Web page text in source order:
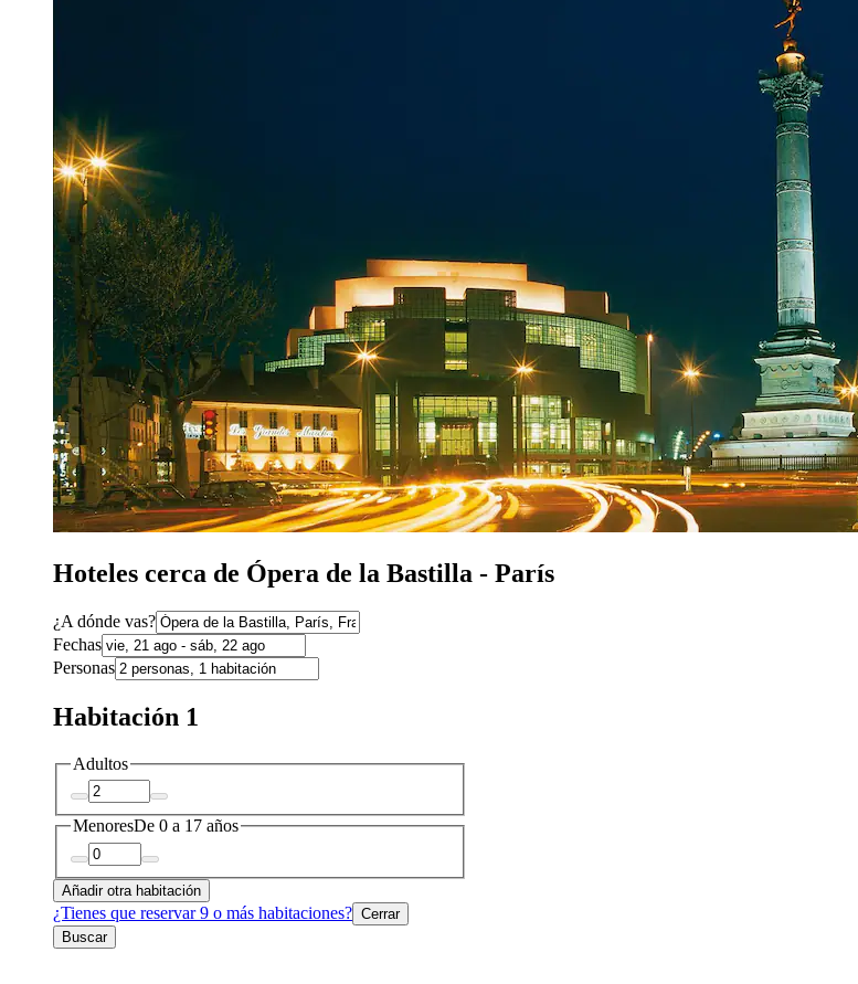
Hoteles cerca de Ópera de la Bastilla - París
¿A dónde vas?
Fechas
Personas
Habitación 1
Adultos
MenoresDe 0 a 17 años
Añadir otra habitación
¿Tienes que reservar 9 o más habitaciones? Cerrar
Buscar